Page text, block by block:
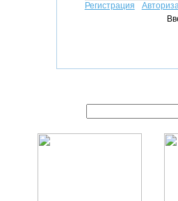
Регистрация